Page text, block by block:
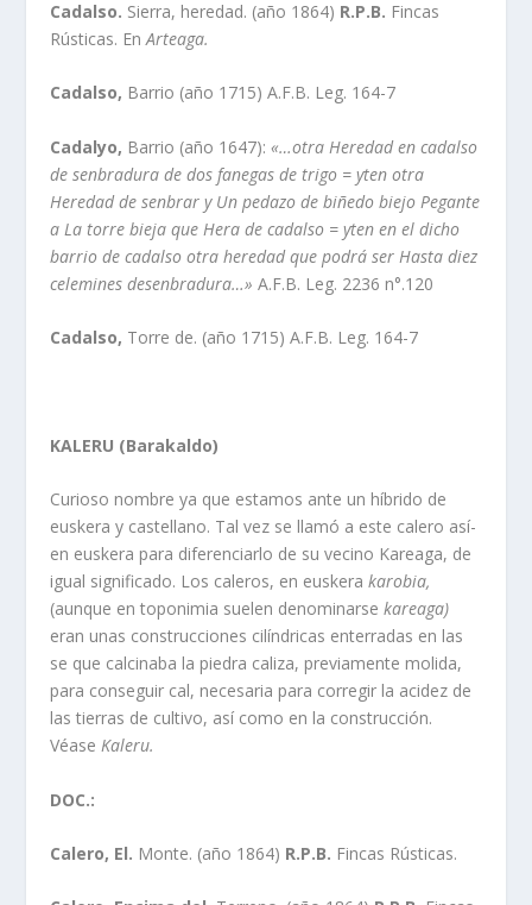
Cadalso. Sierra, heredad. (año 1864) R.P.B. Fincas
Rústicas. EnArteaga.
Cadalso, Barrio (año 1715) A.F.B. Leg. 164-7
Cadalyo, Barrio (año 1647):«…otra Heredad en cadalso
de senbradura de dos fanegas de trigo = yten otra
Heredad desenbrar y Un pedazo de biñedo biejo Pegante
a La torre bieja que Hera decadalso = yten en el dicho
barrio decadalso otra heredad que podrá ser Hastadiez
celemines desenbradura…»A.F.B. Leg. 2236 n°.120
Cadalso, Torre de. (año 1715) A.F.B. Leg. 164-7
KALERU (Barakaldo)
Curioso nombre ya que estamos ante un hí­brido de
euskera y castellano. Tal vez se llamó a este calero así­
en euskera para diferenciarlo de su vecino Kareaga, de
igual significado. Los caleros, en euskerakarobia,
(aunque en toponimia suelen denominarsekareaga)
eran unas construcciones cilí­ndricas enterradas en las
se que calcinaba la piedra caliza, previamente molida,
para conseguir cal, necesaria para corregir la acidez de
las tierras de cultivo, así­ como en la construcción.
VéaseKaleru.
DOC.:
Calero, El. Monte. (año 1864) R.P.B. Fincas Rústicas.